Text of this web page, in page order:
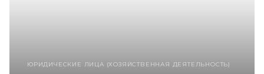
ЮРИДИЧЕСКИЕ ЛИЦА (ХОЗЯЙСТВЕННАЯ ДЕЯТЕЛЬНОСТЬ)